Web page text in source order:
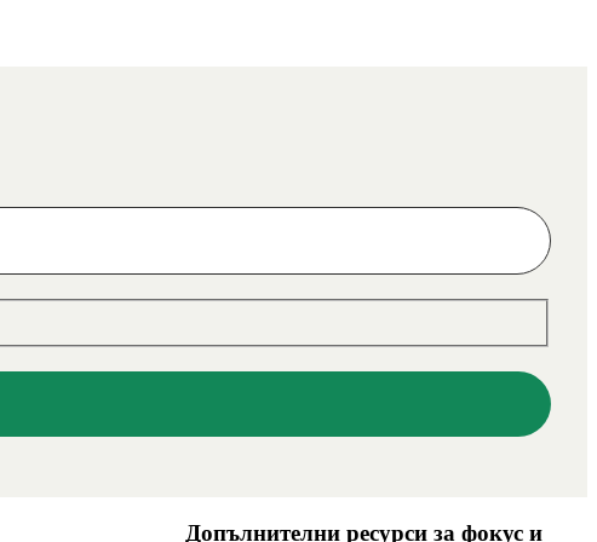
Допълнителни ресурси за фокус и